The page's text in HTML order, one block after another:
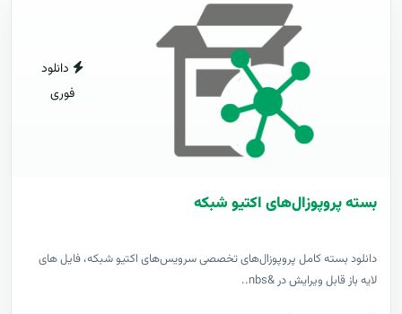
دانلود
فوری
بسته پروپوزال‌های اکتیو شبکه
دانلود بسته کامل پروپوزال‌های تخصصی سرویس‌های اکتیو شبکه، فایل های
لایه باز قابل ویرایش در &nbs..